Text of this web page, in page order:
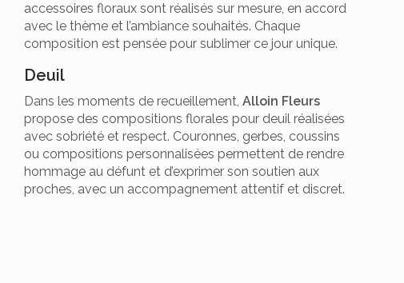
accessoires floraux sont réalisés sur mesure, en accord
avec le thème et l’ambiance souhaités. Chaque
composition est pensée pour sublimer ce jour unique.
Deuil
Dans les moments de recueillement, Alloin Fleurs
propose des compositions florales pour deuil réalisées
avec sobriété et respect. Couronnes, gerbes, coussins
ou compositions personnalisées permettent de rendre
hommage au défunt et d’exprimer son soutien aux
proches, avec un accompagnement attentif et discret.